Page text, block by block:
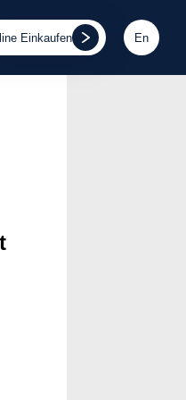
Einkaufen En